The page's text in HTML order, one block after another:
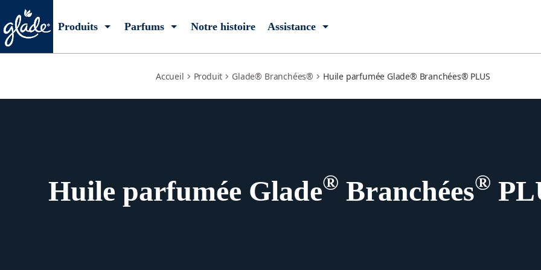
Produits Parfums Notre histoire Assistance
Accueil Produit Glade® Branchées® Huile parfumée Glade® Branchées® PLUS
Huile parfumée Glade® Branchées®